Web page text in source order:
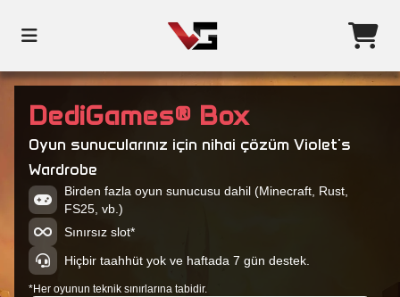
DediGames® Box
Oyun sunucularınız için nihai çözüm Violet's
Wardrobe
Birden fazla oyun sunucusu dahil (Minecraft, Rust,
FS25, vb.)
Sınırsız slot*
Hiçbir taahhüt yok ve haftada 7 gün destek.
*Her oyunun teknik sınırlarına tabidir.